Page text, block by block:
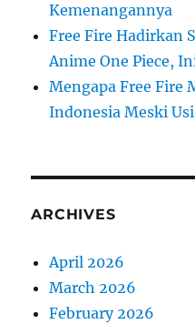
Kemenangannya
Free Fire Hadirkan
Anime One Piece,
Mengapa Free Fire
Indonesia Meski
ARCHIVES
April 2026
March 2026
February 2026